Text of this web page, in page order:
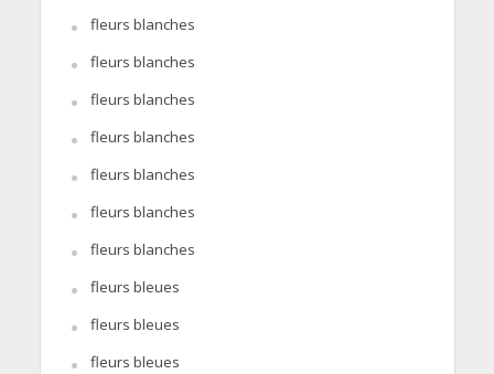
fleurs blanches
fleurs blanches
fleurs blanches
fleurs blanches
fleurs blanches
fleurs blanches
fleurs blanches
fleurs bleues
fleurs bleues
fleurs bleues